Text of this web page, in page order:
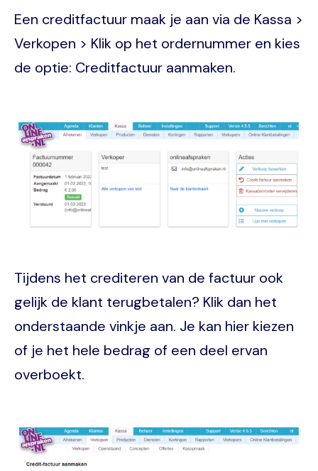
Een creditfactuur maak je aan via de Kassa >
Verkopen > Klik op het ordernummer en kies
de optie: Creditfactuur aanmaken.
Image
Tijdens het crediteren van de factuur ook
gelijk de klant terugbetalen? Klik dan het
onderstaande vinkje aan. Je kan hier kiezen
of je het hele bedrag of een deel ervan
overboekt.
Image